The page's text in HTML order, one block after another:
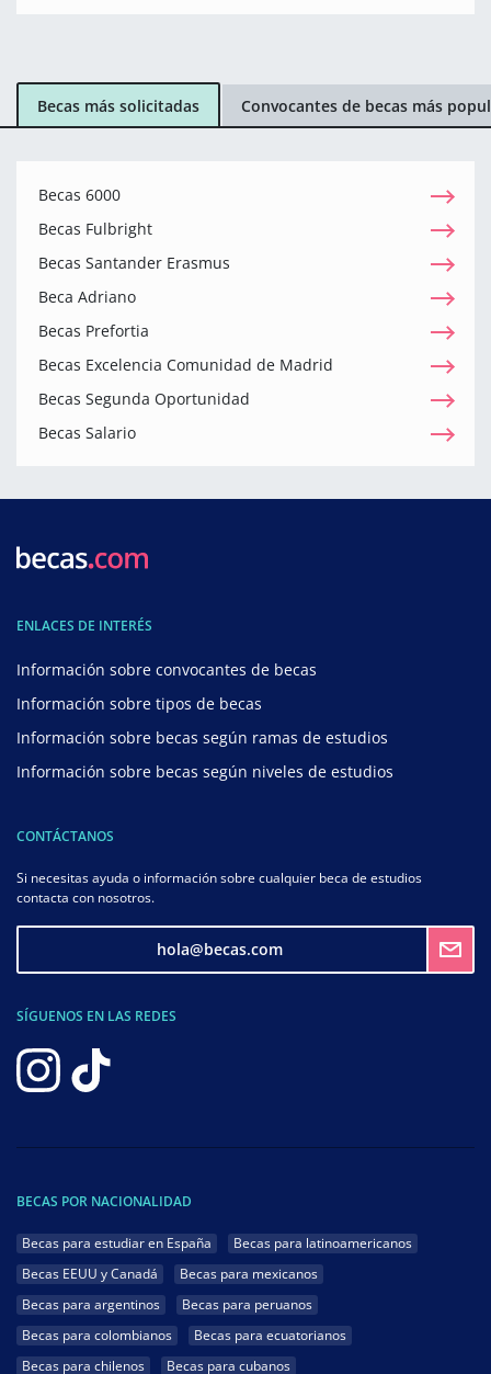
Becas más solicitadas Convocantes de becas más
Becas 6000
Becas Fulbright
Becas Santander Erasmus
Beca Adriano
Becas Prefortia
Becas Excelencia Comunidad de Madrid
Becas Segunda Oportunidad
Becas Salario
ENLACES DE INTERÉS
Información sobre convocantes de becas
Información sobre tipos de becas
Información sobre becas según ramas de estudios
Información sobre becas según niveles de estudios
CONTÁCTANOS
Si necesitas ayuda o información sobre cualquier beca de estudios
contacta con nosotros.
hola@becas.com
SÍGUENOS EN LAS REDES
BECAS POR NACIONALIDAD
Becas para estudiar en España
Becas para latinoamericanos
Becas EEUU y Canadá
Becas para mexicanos
Becas para argentinos
Becas para peruanos
Becas para colombianos
Becas para ecuatorianos
Becas para chilenos
Becas para cubanos